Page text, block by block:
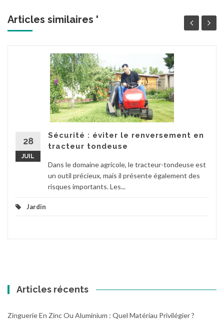
Articles similaires '
28
JUIL
Sécurité : éviter le renversement en
tracteur tondeuse
Dans le domaine agricole, le tracteur-tondeuse est
un outil précieux, mais il présente également des
risques importants. Les...
Jardin
Articles récents
Zinguerie En Zinc Ou Aluminium : Quel Matériau Privilégier ?